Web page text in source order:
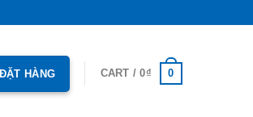
HÀNG CART /0₫ 0